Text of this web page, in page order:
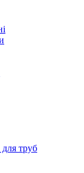
труб